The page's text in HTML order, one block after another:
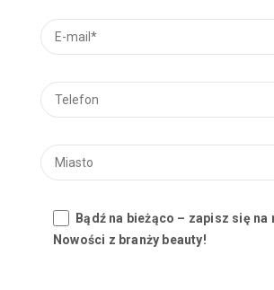
Bądź na bieżąco – zapisz się na
Nowości z branży beauty!